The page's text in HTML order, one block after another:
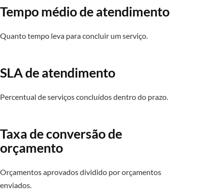
Tempo médio de atendimento
Quanto tempo leva para concluir um serviço.
SLA de atendimento
Percentual de serviços concluídos dentro do prazo.
Taxa de conversão de
orçamento
Orçamentos aprovados dividido por orçamentos
enviados.